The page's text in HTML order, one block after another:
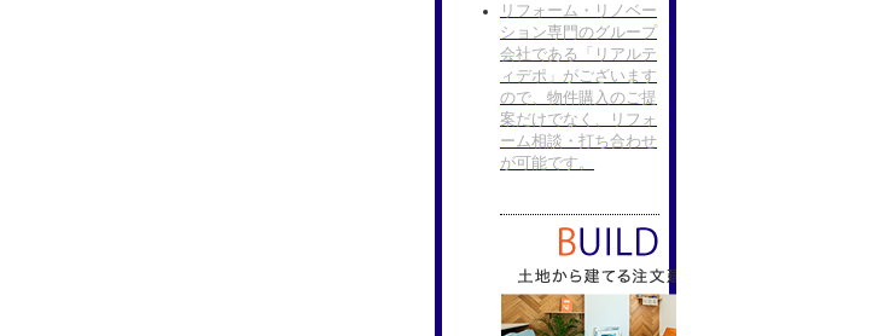
リフォーム・リノベー
ション専門のグループ
会社である「リアルテ
ィデポ」がございます
ので、物件購入のご提
案だけでなく、リフォ
ーム相談・打ち合わせ
が可能です。